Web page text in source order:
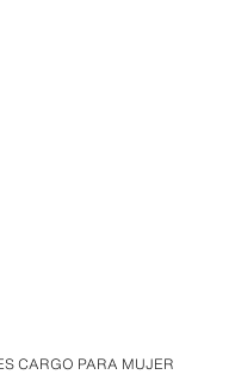
CARGO PARA MUJER